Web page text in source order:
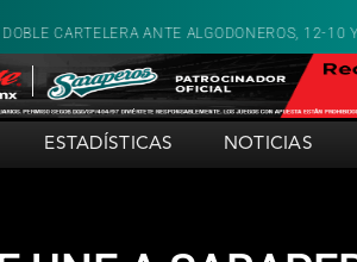
ANTE ALGODONEROS, 12-10 Y 2-1
ESTADÍSTICAS NOTICIAS